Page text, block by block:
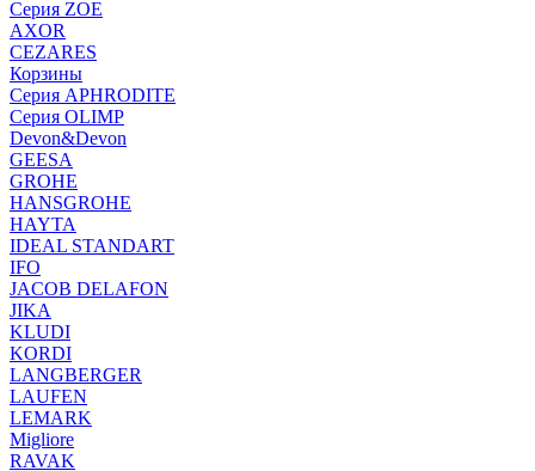
Серия ZOE
AXOR
CEZARES
Корзины
Серия APHRODITE
Серия OLIMP
Devon&Devon
GEESA
GROHE
HANSGROHE
HAYTA
IDEAL STANDART
IFO
JACOB DELAFON
JIKA
KLUDI
KORDI
LANGBERGER
LAUFEN
LEMARK
Migliore
RAVAK